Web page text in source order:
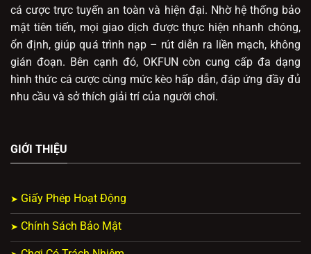
cá cược trực tuyến an toàn và hiện đại. Nhờ hệ thống bảo
mật tiên tiến, mọi giao dịch được thực hiện nhanh chóng,
ổn định, giúp quá trình nạp – rút diễn ra liền mạch, không
gián đoạn. Bên cạnh đó, OKFUN còn cung cấp đa dạng
hình thức cá cược cùng mức kèo hấp dẫn, đáp ứng đầy đủ
nhu cầu và sở thích giải trí của người chơi.
GIỚI THIỆU
Giấy Phép Hoạt Động
Chính Sách Bảo Mật